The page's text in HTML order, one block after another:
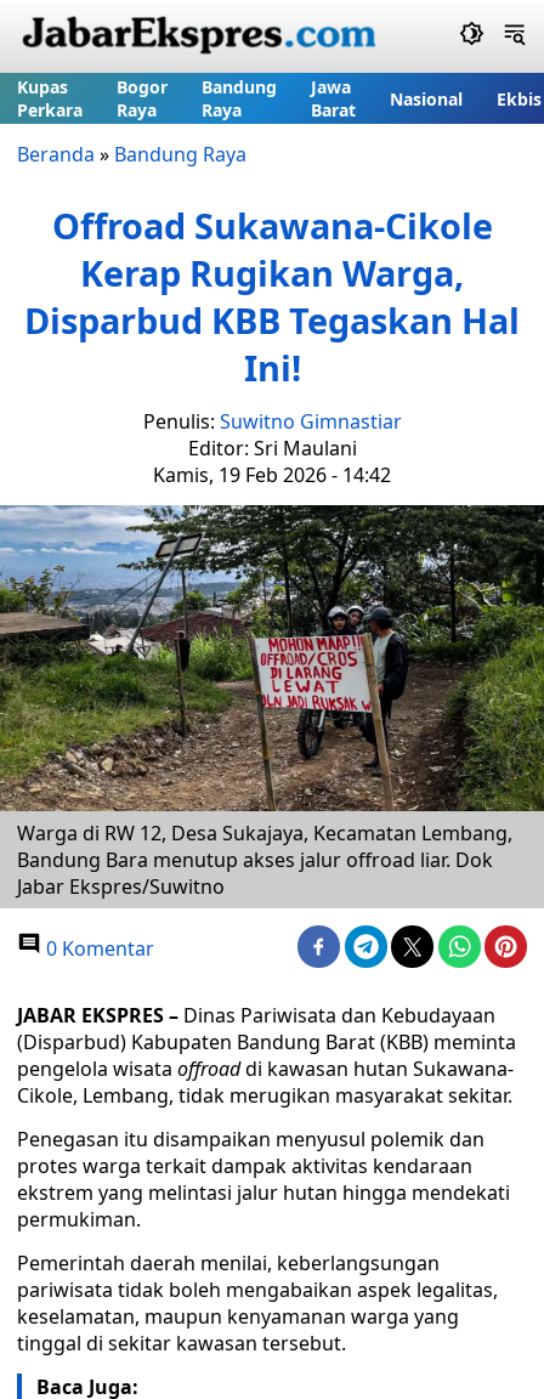
Kupas
Perkara
Bogor
Raya
Bandung
Raya
Jawa
Barat
Nasional Ekbis
Beranda » Bandung Raya
Offroad Sukawana-Cikole
Kerap Rugikan Warga,
Disparbud KBB Tegaskan Hal
Ini!
Penulis: Suwitno Gimnastiar
Editor: Sri Maulani
Kamis, 19 Feb 2026 - 14:42
Warga di RW 12, Desa Sukajaya, Kecamatan Lembang,
Bandung Bara menutup akses jalur offroad liar. Dok
Jabar Ekspres/Suwitno
0 Komentar
JABAR EKSPRES – Dinas Pariwisata dan Kebudayaan
(Disparbud) Kabupaten Bandung Barat (KBB) meminta
pengelola wisata offroaddi kawasan hutan Sukawana-
Cikole, Lembang, tidak merugikan masyarakat sekitar.
Penegasan itu disampaikan menyusul polemik dan
protes warga terkait dampak aktivitas kendaraan
ekstrem yang melintasi jalur hutan hingga mendekati
permukiman.
Pemerintah daerah menilai, keberlangsungan
pariwisata tidak boleh mengabaikan aspek legalitas,
keselamatan, maupun kenyamanan warga yang
tinggal di sekitar kawasan tersebut.
Baca Juga: